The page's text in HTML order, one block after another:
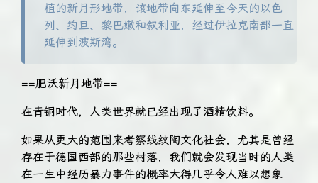
植的新月形地带，该地带向东延伸至今天的以色
列、约旦、黎巴嫩和叙利亚，经过伊拉克南部一直
延伸到波斯湾。
==肥沃新月地带==
在青铜时代，人类世界就已经出现了酒精饮料。
如果从更大的范围来考察线纹陶文化社会，尤其是曾经
存在于德国西部的那些村落，我们就会发现当时的人类
在一生中经历暴力事件的概率大得几乎令人难以想象